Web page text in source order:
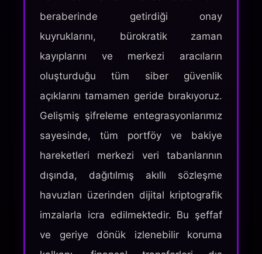
beraberinde getirdiği onay
kuyruklarını, bürokratik zaman
kayıplarını ve merkezi aracıların
oluşturduğu tüm siber güvenlik
açıklarını tamamen geride bırakıyoruz.
Gelişmiş şifreleme entegrasyonlarımız
sayesinde, tüm portföy ve bakiye
hareketleri merkezi veri tabanlarının
dışında, dağıtılmış akıllı sözleşme
havuzları üzerinden dijital kriptografik
imzalarla icra edilmektedir. Bu şeffaf
ve geriye dönük izlenebilir koruma